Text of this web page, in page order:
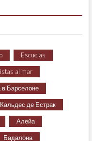
Escuelas
al mar
Барселоне
Кальдес де Естрак
Алейа
Бадалона